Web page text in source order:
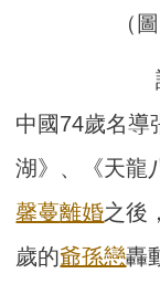
（
中國74歲名導
湖》、《天龍
馨蔓離婚之後
歲的爺孫戀轟